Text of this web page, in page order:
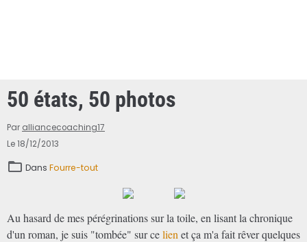
50 états, 50 photos
Par alliancecoaching17
Le 18/12/2013
Dans Fourre-tout
Au hasard de mes pérégrinations sur la toile, en lisant la chronique
d'un roman, je suis "tombée" sur celien et ça m'a fait rêver quelques